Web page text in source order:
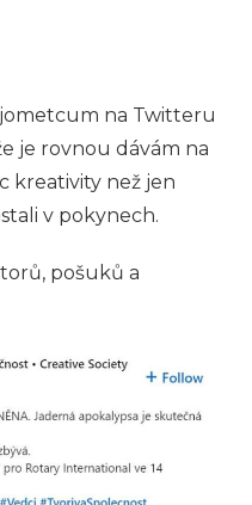
na Twitteru
je rovnou dávám na
kreativity než jen
v pokynech.
pošuků a